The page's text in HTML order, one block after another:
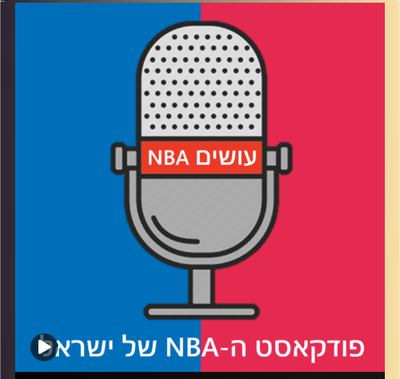
דוידוביץ' ועידן לוצקי, בשיתוף קול האוניברסיטה.
רבע 1: המסע מצפון השרון לצפון קרוליינה, והקשר בין בית
השקעות לקבוצת כדורסל
רבע 2: איך מתכוננים לדראפט, ולמה דני וולף ובן שרף כל כך
רבע 3: מפלוס-מינוס עד 29 מפרקים: מה אנליסט רואה
רבע 4: מסר למי שמאשימ/ה את האנליסטים, ומסר למי
ביום שישי – פרק חדש עם הדרמות של סיום הסיבוב הראשון
עידן לוצקי